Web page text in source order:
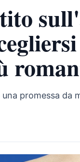
promessa da